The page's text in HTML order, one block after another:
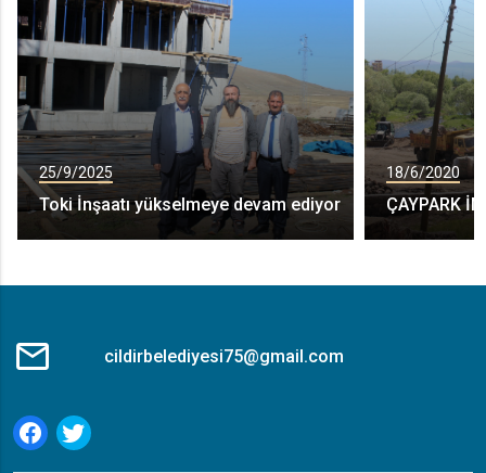
25/9/2025
Toki İnşaatı yükselmeye devam ediyor
18/6/2020
ÇAYPARK
cildirbelediyesi75@gmail.com